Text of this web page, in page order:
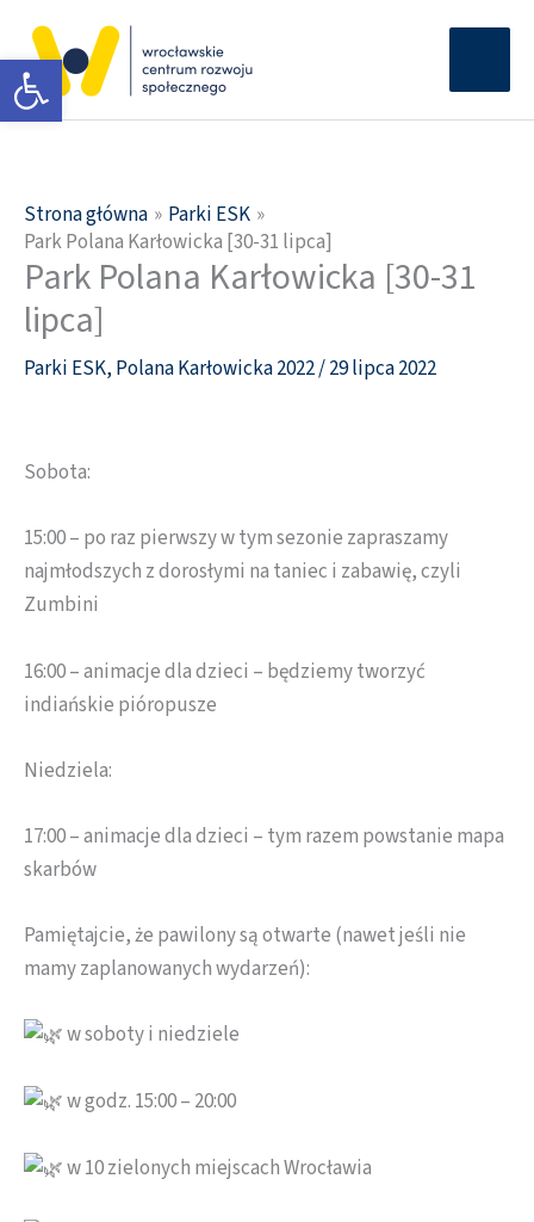
Otwórz pasek narzędzi
treści
Strona główna
Parki ESK
Park Polana Karłowicka [30-31 lipca]
Park Polana Karłowicka [30-31
lipca]
Parki ESK, Polana Karłowicka 2022/29 lipca 2022
Sobota:
15:00 – po raz pierwszy w tym sezonie zapraszamy
najmłodszych z dorosłymi na taniec i zabawię, czyli
Zumbini
16:00 – animacje dla dzieci – będziemy tworzyć
indiańskie pióropusze
Niedziela:
17:00 – animacje dla dzieci – tym razem powstanie mapa
skarbów
Pamiętajcie, że pawilony są otwarte (nawet jeśli nie
mamy zaplanowanych wydarzeń):
w soboty i niedziele
w godz. 15:00 – 20:00
w 10 zielonych miejscach Wrocławia